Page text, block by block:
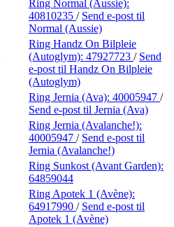
Ring Normal (Aussie):
40810235 / Send e-post til
Normal (Aussie)
Ring Handz On Bilpleie
(Autoglym): 47927723 / Send
e-post til Handz On Bilpleie
(Autoglym)
Ring Jernia (Ava): 40005947 /
Send e-post til Jernia (Ava)
Ring Jernia (Avalanche!):
40005947 / Send e-post til
Jernia (Avalanche!)
Ring Sunkost (Avant Garden):
64859044
Ring Apotek 1 (Avène):
64917990 / Send e-post til
Apotek 1 (Avène)